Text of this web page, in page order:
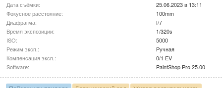
Дата съёмки:
25.06.2023 в 13:11
Фокусное расстояние:
100mm
Диафрагма:
f/7
Время экспозиции:
1/320s
ISO:
5000
Режим эксп.:
Ручная
Компенсация эксп.:
0/1 EV
Software:
PaintShop Pro 25.00